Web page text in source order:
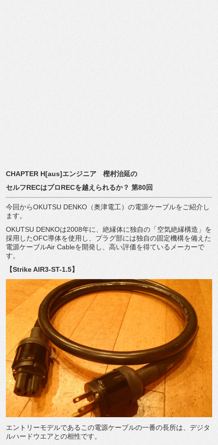
CHAPTER H[aus]エンジニア 樫村治延の
セルフRECはプロRECを越えられるか？ 第80回
今回からOKUTSU DENKO （奥津電工）の電源ケーブルをご紹介し
ます。
OKUTSU DENKOは2008年に、絶縁体に独自の「空気絶縁構造」を
採用したOFC導体を使用し、プラグ部には独自の固定機構を備えた
電源ケーブルAir Cableを開発し、高い評価を得ているメーカーで
す。
【Strike AIR3-ST-1.5】
エントリーモデルであるこの電源ケーブルの一番の長所は、デジタ
ルハードウエアとの相性です。